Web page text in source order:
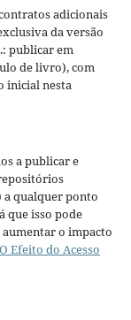
adicionais
da versão
publicar em
de livro), com
inicial nesta
a publicar e
a qualquer ponto
que isso pode
o impacto
O Efeito do Acesso